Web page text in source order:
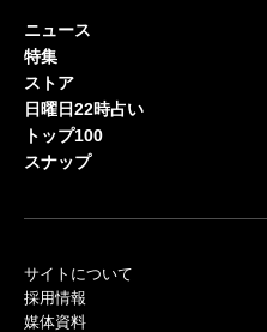
ニュース
特集
ストア
日曜日22時占い
トップ100
スナップ
サイトについて
採用情報
媒体資料